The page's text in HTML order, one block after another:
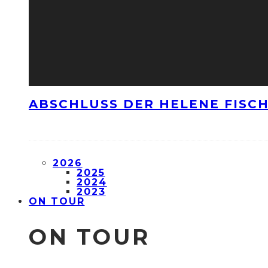
ABSCHLUSS DER HELENE
2026
2025
2024
2023
ON TOUR
ON TOUR